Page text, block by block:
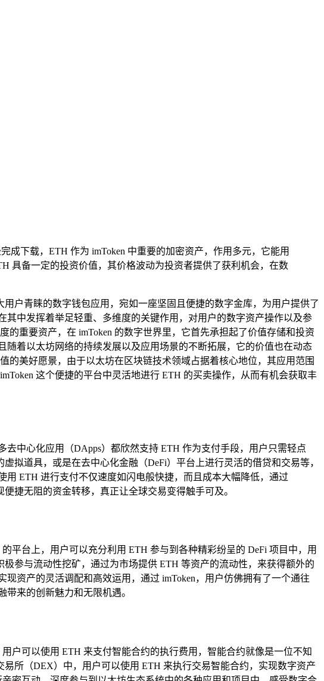
成下载，ETH 作为 imToken 中重要的加密资产，作用多元，它能用
具备一定的投资价值，其价格波动为投资者提供了获利机会，在数
户青睐的数字钱包应用，宛如一座坚固且便捷的数字金库，为用户提供了
中发挥着举足轻重、多维度的关键作用，对用户的数字资产操作以及参
重要资产，在 imToken 的数字世界里，它首先承担起了价值存储和投资
着以太坊网络的持续发展以及应用场景的不断拓展，它的价值也在动态
的美好愿景，由于以太坊在区块链技术领域占据着核心地位，其应用范围
这个便捷的平台中灵活地进行 ETH 的买卖操作，从而有机会获取丰
中心化应用（DApps）都欣然支持 ETH 作为支付手段，用户只需轻点
拟道具，或是在去中心化金融（DeFi）平台上进行灵活的借贷和交易等，
ETH 进行支付不仅速度如闪电般快捷，而且成本大幅降低，通过
捷无阻的资金转移，真正让全球交易变得触手可及。
平台上，用户可以充分利用 ETH 参与到各种精彩纷呈的 DeFi 项目中，用
参与流动性挖矿，通过为市场提供 ETH 等资产的流动性，来获得额外的
资产的灵活调配和高效运用，通过 imToken，用户仿佛拥有了一个通往
来的创新魅力和无限机遇。
户可以使用 ETH 来支付智能合约的执行费用，智能合约就像是一位不知
所（DEX）中，用户可以使用 ETH 来执行交易智能合约，实现数字资产